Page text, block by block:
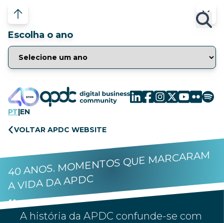
Escolha o ano
PT|EN
VOLTAR APDC WEBSITE
40 ANOS. MOMENTOS QUE MARCARAM
A VIDA DA APDC
A história da APDC confunde-se com